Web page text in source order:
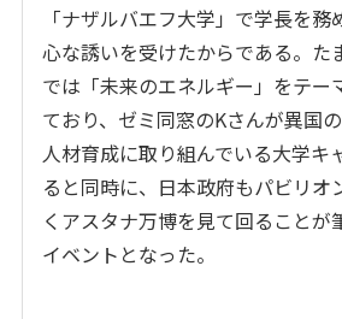
「ナザルバエフ大学」で学長を
心な誘いを受けたからである。た
では「未来のエネルギー」をテー
ており、ゼミ同窓のKさんが異国
人材育成に取り組んでいる大学キ
ると同時に、日本政府もパビリオ
くアスタナ万博を見て回ることが
イベントとなった。